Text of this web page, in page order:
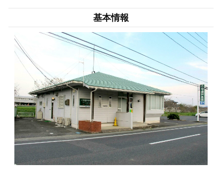
基本情報